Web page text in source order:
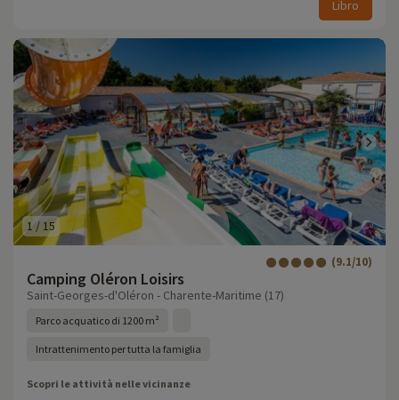
Libro
1/15
Camping Oléron Loisirs
(9.1/10)
Saint-Georges-d'Oléron - Charente-Maritime (17)
Parco acquatico di 1200 m²
Intrattenimento per tutta la famiglia
Scopri le attività nelle vicinanze